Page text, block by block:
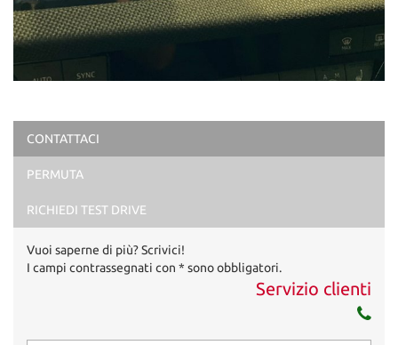
CONTATTACI
PERMUTA
RICHIEDI TEST DRIVE
Vuoi saperne di più? Scrivici!
I campi contrassegnati con * sono obbligatori.
Servizio clienti